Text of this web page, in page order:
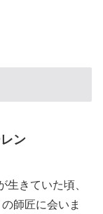
ン
きていた頃、
師匠に会いま